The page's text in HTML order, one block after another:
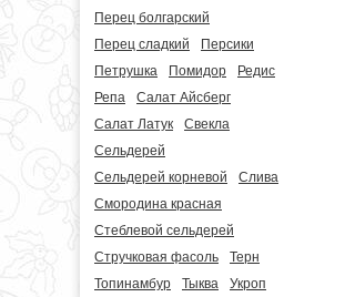
Перец болгарский
Перец сладкий
Персики
Петрушка
Помидор
Редис
Репа
Салат Айсберг
Салат Латук
Свекла
Сельдерей
Сельдерей корневой
Слива
Смородина красная
Стеблевой сельдерей
Стручковая фасоль
Терн
Топинамбур
Тыква
Укроп